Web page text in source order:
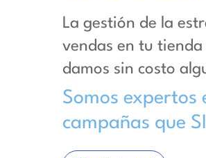
La gestión de la
vendas en tu
damos sin costo
Somos expertos
campañas que